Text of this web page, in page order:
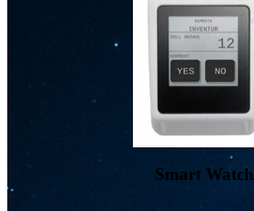
Smart Watch